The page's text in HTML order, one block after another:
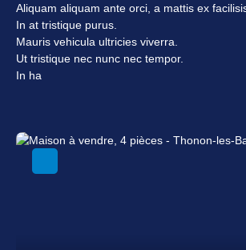
Aliquam aliquam ante orci, a mattis ex
In at tristique purus.
Mauris vehicula ultricies viverra.
Ut tristique nec nunc nec tempor.
In ha